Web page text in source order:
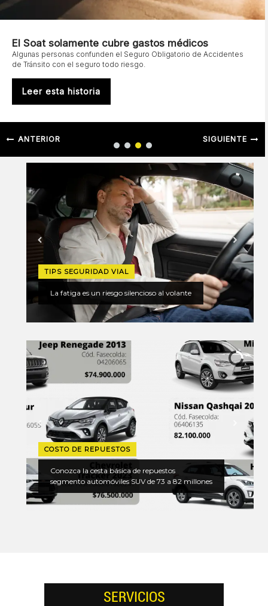
El Soat solamente cubre gastos médicos
Algunas personas confunden el Seguro Obligatorio de Accidentes
de Tránsito con el seguro todo riesgo.
Leer esta historia
ANTERIOR SIGUIENTE
TIPS SEGURIDAD VIAL
La fatiga es un riesgo silencioso al volante
COSTO DE REPUESTOS
Conozca la cesta básica de repuestos
segmento automóviles SUV de 73 a 82 millones
SERVICIOS